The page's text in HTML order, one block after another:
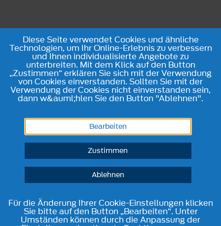
Diese Seite verwendet Cookies und ähnliche
Technologien, um Ihr Online-Erlebnis zu verbessern
und Ihnen individualisierte Angebote zu
unterbreiten. Mit dem Klick auf den Button
„Zustimmen“ erklären Sie sich mit der Verwendung
von Cookies einverstanden. Sollten Sie mit der
Verwendung der Cookies nicht einverstanden sein,
dann w&auml;hlen Sie den Button "Ablehnen".
Bearbeiten
Zustimmen
Ablehnen
Für die Änderung Ihrer Cookie-Einstellungen klicken
Sie bitte auf den Button „Bearbeiten“. Unter
Umständen können durch die Anpassung der